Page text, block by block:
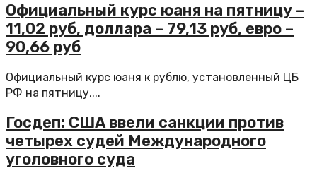
Официальный курс юаня на пятницу –
11,02 руб, доллара – 79,13 руб, евро –
90,66 руб
Официальный курс юаня к рублю, установленный ЦБ
РФ на пятницу,...
Госдеп: США ввели санкции против
четырех судей Международного
уголовного суда